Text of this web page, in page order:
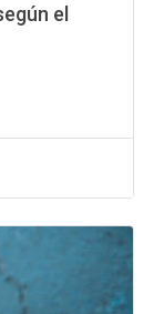
el